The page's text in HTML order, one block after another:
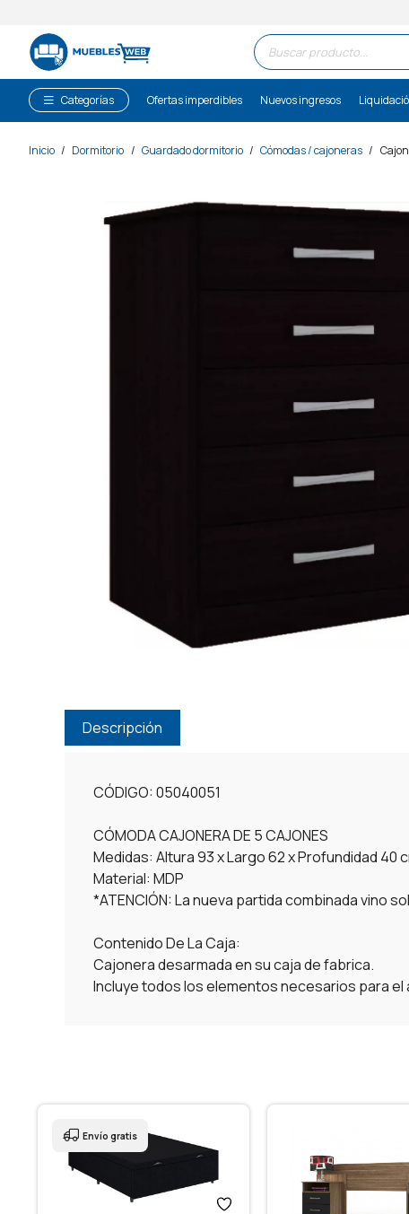
Búsqueda
de
productos
Categorías Ofertas imperdibles Nuevos ingresos
Inicio / Dormitorio / Guardado dormitorio / Cómodas / cajoneras /
Descripción
CÓDIGO: 05040051
CÓMODA CAJONERA DE 5 CAJONES
Medidas: Altura 93 x Largo 62 x Profundidad 40
Material: MDP
*ATENCIÓN: La nueva partida combinada vino
Contenido De La Caja:
Cajonera desarmada en su caja de fabrica.
Incluye todos los elementos necesarios para el
Envío gratis